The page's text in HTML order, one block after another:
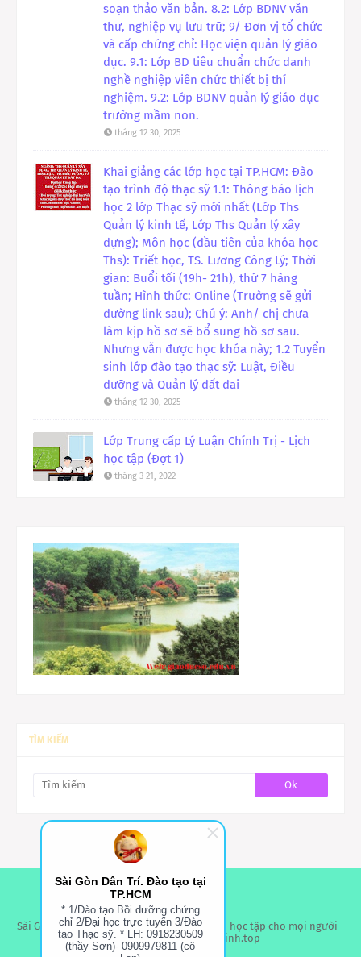
soạn thảo văn bản. 8.2: Lớp BDNV văn
thư, nghiệp vụ lưu trữ; 9/ Đơn vị tổ chức
và cấp chứng chỉ: Học viện quản lý giáo
dục. 9.1: Lớp BD tiêu chuẩn chức danh
nghề nghiệp viên chức thiết bị thí
nghiệm. 9.2: Lớp BDNV quản lý giáo dục
trường mầm non.
tháng 12 30, 2025
Khai giảng các lớp học tại TP.HCM: Đào
tạo trình độ thạc sỹ 1.1: Thông báo lịch
học 2 lớp Thạc sỹ mới nhất (Lớp Ths
Quản lý kinh tế, Lớp Ths Quản lý xây
dựng); Môn học (đầu tiên của khóa học
Ths): Triết học, TS. Lương Công Lý; Thời
gian: Buổi tối (19h- 21h), thứ 7 hàng
tuần; Hình thức: Online (Trường sẽ gửi
đường link sau); Chú ý: Anh/ chị chưa
làm kịp hồ sơ sẽ bổ sung hồ sơ sau.
Nhưng vẫn được học khóa này; 1.2 Tuyển
sinh lớp đào tạo thạc sỹ: Luật, Điều
dưỡng và Quản lý đất đai
tháng 12 30, 2025
Lớp Trung cấp Lý Luận Chính Trị - Lịch
học tập (Đợt 1)
tháng 3 21, 2022
TÌM KIẾM
Sài Gòn Dân Trí - Đào Tạo Tại TPHCM- Cơ hội học tập cho mọi người -
Website: thongbaotuyensinh.top
Sài Gòn Dân Trí. Đào tạo tại
TP.HCM
* 1/Đào tạo Bồi dưỡng chứng
chỉ 2/Đại học trực tuyến 3/Đào
tạo Thạc sỹ. * LH: 0918230509
(thầy Sơn)- 0909979811 (cô